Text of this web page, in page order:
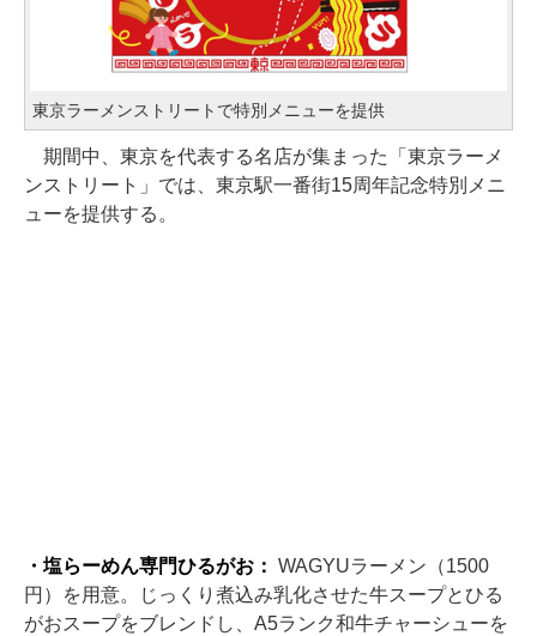
東京ラーメンストリートで特別メニューを提供
期間中、東京を代表する名店が集まった「東京ラーメ
ンストリート」では、東京駅一番街15周年記念特別メニ
ューを提供する。
・塩らーめん専門ひるがお： WAGYUラーメン（1500
円）を用意。じっくり煮込み乳化させた牛スープとひる
がおスープをブレンドし、A5ランク和牛チャーシューを